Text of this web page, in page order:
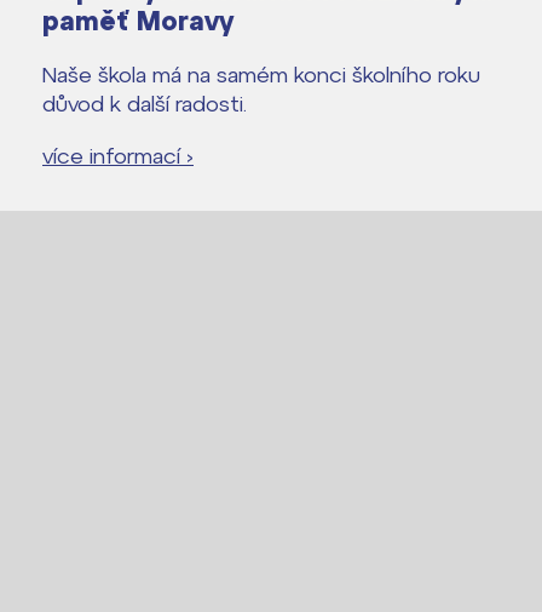
paměť Moravy
Naše škola má na samém konci školního roku
důvod k další radosti.
více informací ›
Proč se stát studentem Gymnázia